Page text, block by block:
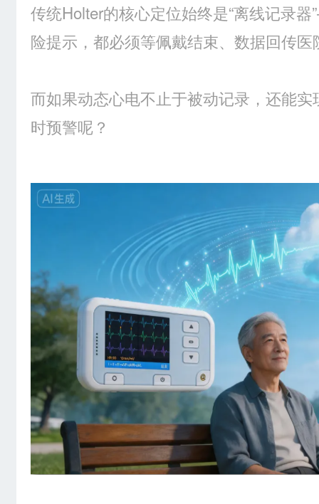
传统Holter的核心定位始终是“离线记录
险提示，都必须等佩戴结束、数据回传
而如果动态心电不止于被动记录，还能
时预警呢？